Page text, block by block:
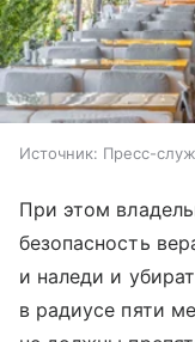
Источник: Пресс-
При этом
безопасность
и наледи и
в радиусе пяти